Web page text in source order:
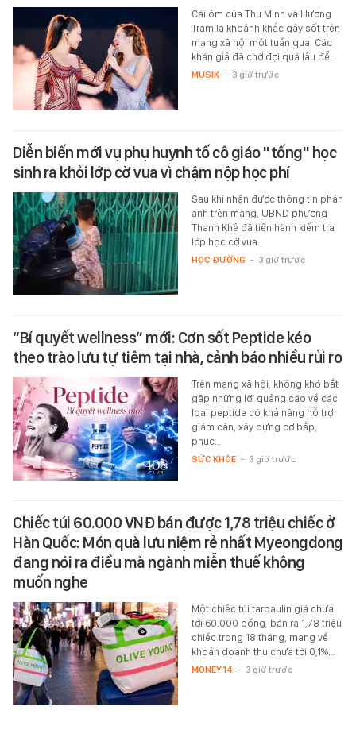
Cái ôm của Thu Minh và Hương
Tràm là khoảnh khắc gây sốt trên
mạng xã hội một tuần qua. Các
khán giả đã chờ đợi quá lâu để…
MUSIK - 3 giờ trước
Diễn biến mới vụ phụ huynh tố cô giáo "tống" học
sinh ra khỏi lớp cờ vua vì chậm nộp học phí
Sau khi nhận được thông tin phản
ánh trên mạng, UBND phường
Thanh Khê đã tiến hành kiểm tra
lớp học cờ vua.
HỌC ĐƯỜNG - 3 giờ trước
“Bí quyết wellness” mới: Cơn sốt Peptide kéo
theo trào lưu tự tiêm tại nhà, cảnh báo nhiều rủi ro
Trên mạng xã hội, không khó bắt
gặp những lời quảng cáo về các
loại peptide có khả năng hỗ trợ
giảm cân, xây dựng cơ bắp,
phục…
SỨC KHỎE - 3 giờ trước
Chiếc túi 60.000 VNĐ bán được 1,78 triệu chiếc ở
Hàn Quốc: Món quà lưu niệm rẻ nhất Myeongdong
đang nói ra điều mà ngành miễn thuế không
muốn nghe
Một chiếc túi tarpaulin giá chưa
tới 60.000 đồng, bán ra 1,78 triệu
chiếc trong 18 tháng, mang về
khoản doanh thu chưa tới 0,1%…
MONEY.14 - 3 giờ trước